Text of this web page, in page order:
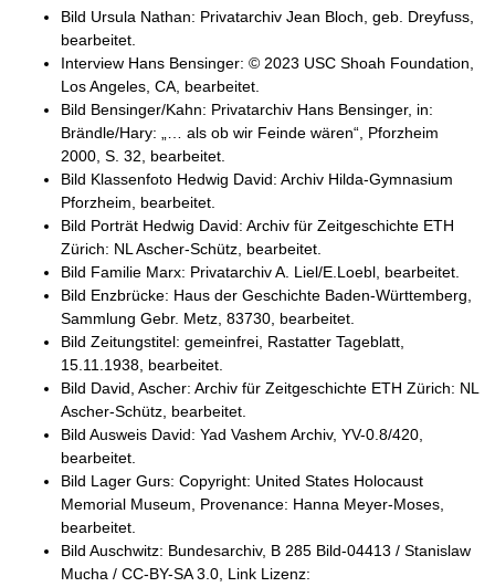
Bild Ursula Nathan: Privatarchiv Jean Bloch, geb. Dreyfuss,
bearbeitet.
Interview Hans Bensinger: © 2023 USC Shoah Foundation,
Los Angeles, CA, bearbeitet.
Bild Bensinger/Kahn: Privatarchiv Hans Bensinger, in:
Brändle/Hary: „… als ob wir Feinde wären“, Pforzheim
2000, S. 32, bearbeitet.
Bild Klassenfoto Hedwig David: Archiv Hilda-Gymnasium
Pforzheim, bearbeitet.
Bild Porträt Hedwig David: Archiv für Zeitgeschichte ETH
Zürich: NL Ascher-Schütz, bearbeitet.
Bild Familie Marx: Privatarchiv A. Liel/E.Loebl, bearbeitet.
Bild Enzbrücke: Haus der Geschichte Baden-Württemberg,
Sammlung Gebr. Metz, 83730, bearbeitet.
Bild Zeitungstitel: gemeinfrei, Rastatter Tageblatt,
15.11.1938, bearbeitet.
Bild David, Ascher: Archiv für Zeitgeschichte ETH Zürich: NL
Ascher-Schütz, bearbeitet.
Bild Ausweis David: Yad Vashem Archiv, YV-0.8/420,
bearbeitet.
Bild Lager Gurs: Copyright: United States Holocaust
Memorial Museum, Provenance: Hanna Meyer-Moses,
bearbeitet.
Bild Auschwitz: Bundesarchiv, B 285 Bild-04413 / Stanislaw
Mucha / CC-BY-SA 3.0, Link Lizenz: